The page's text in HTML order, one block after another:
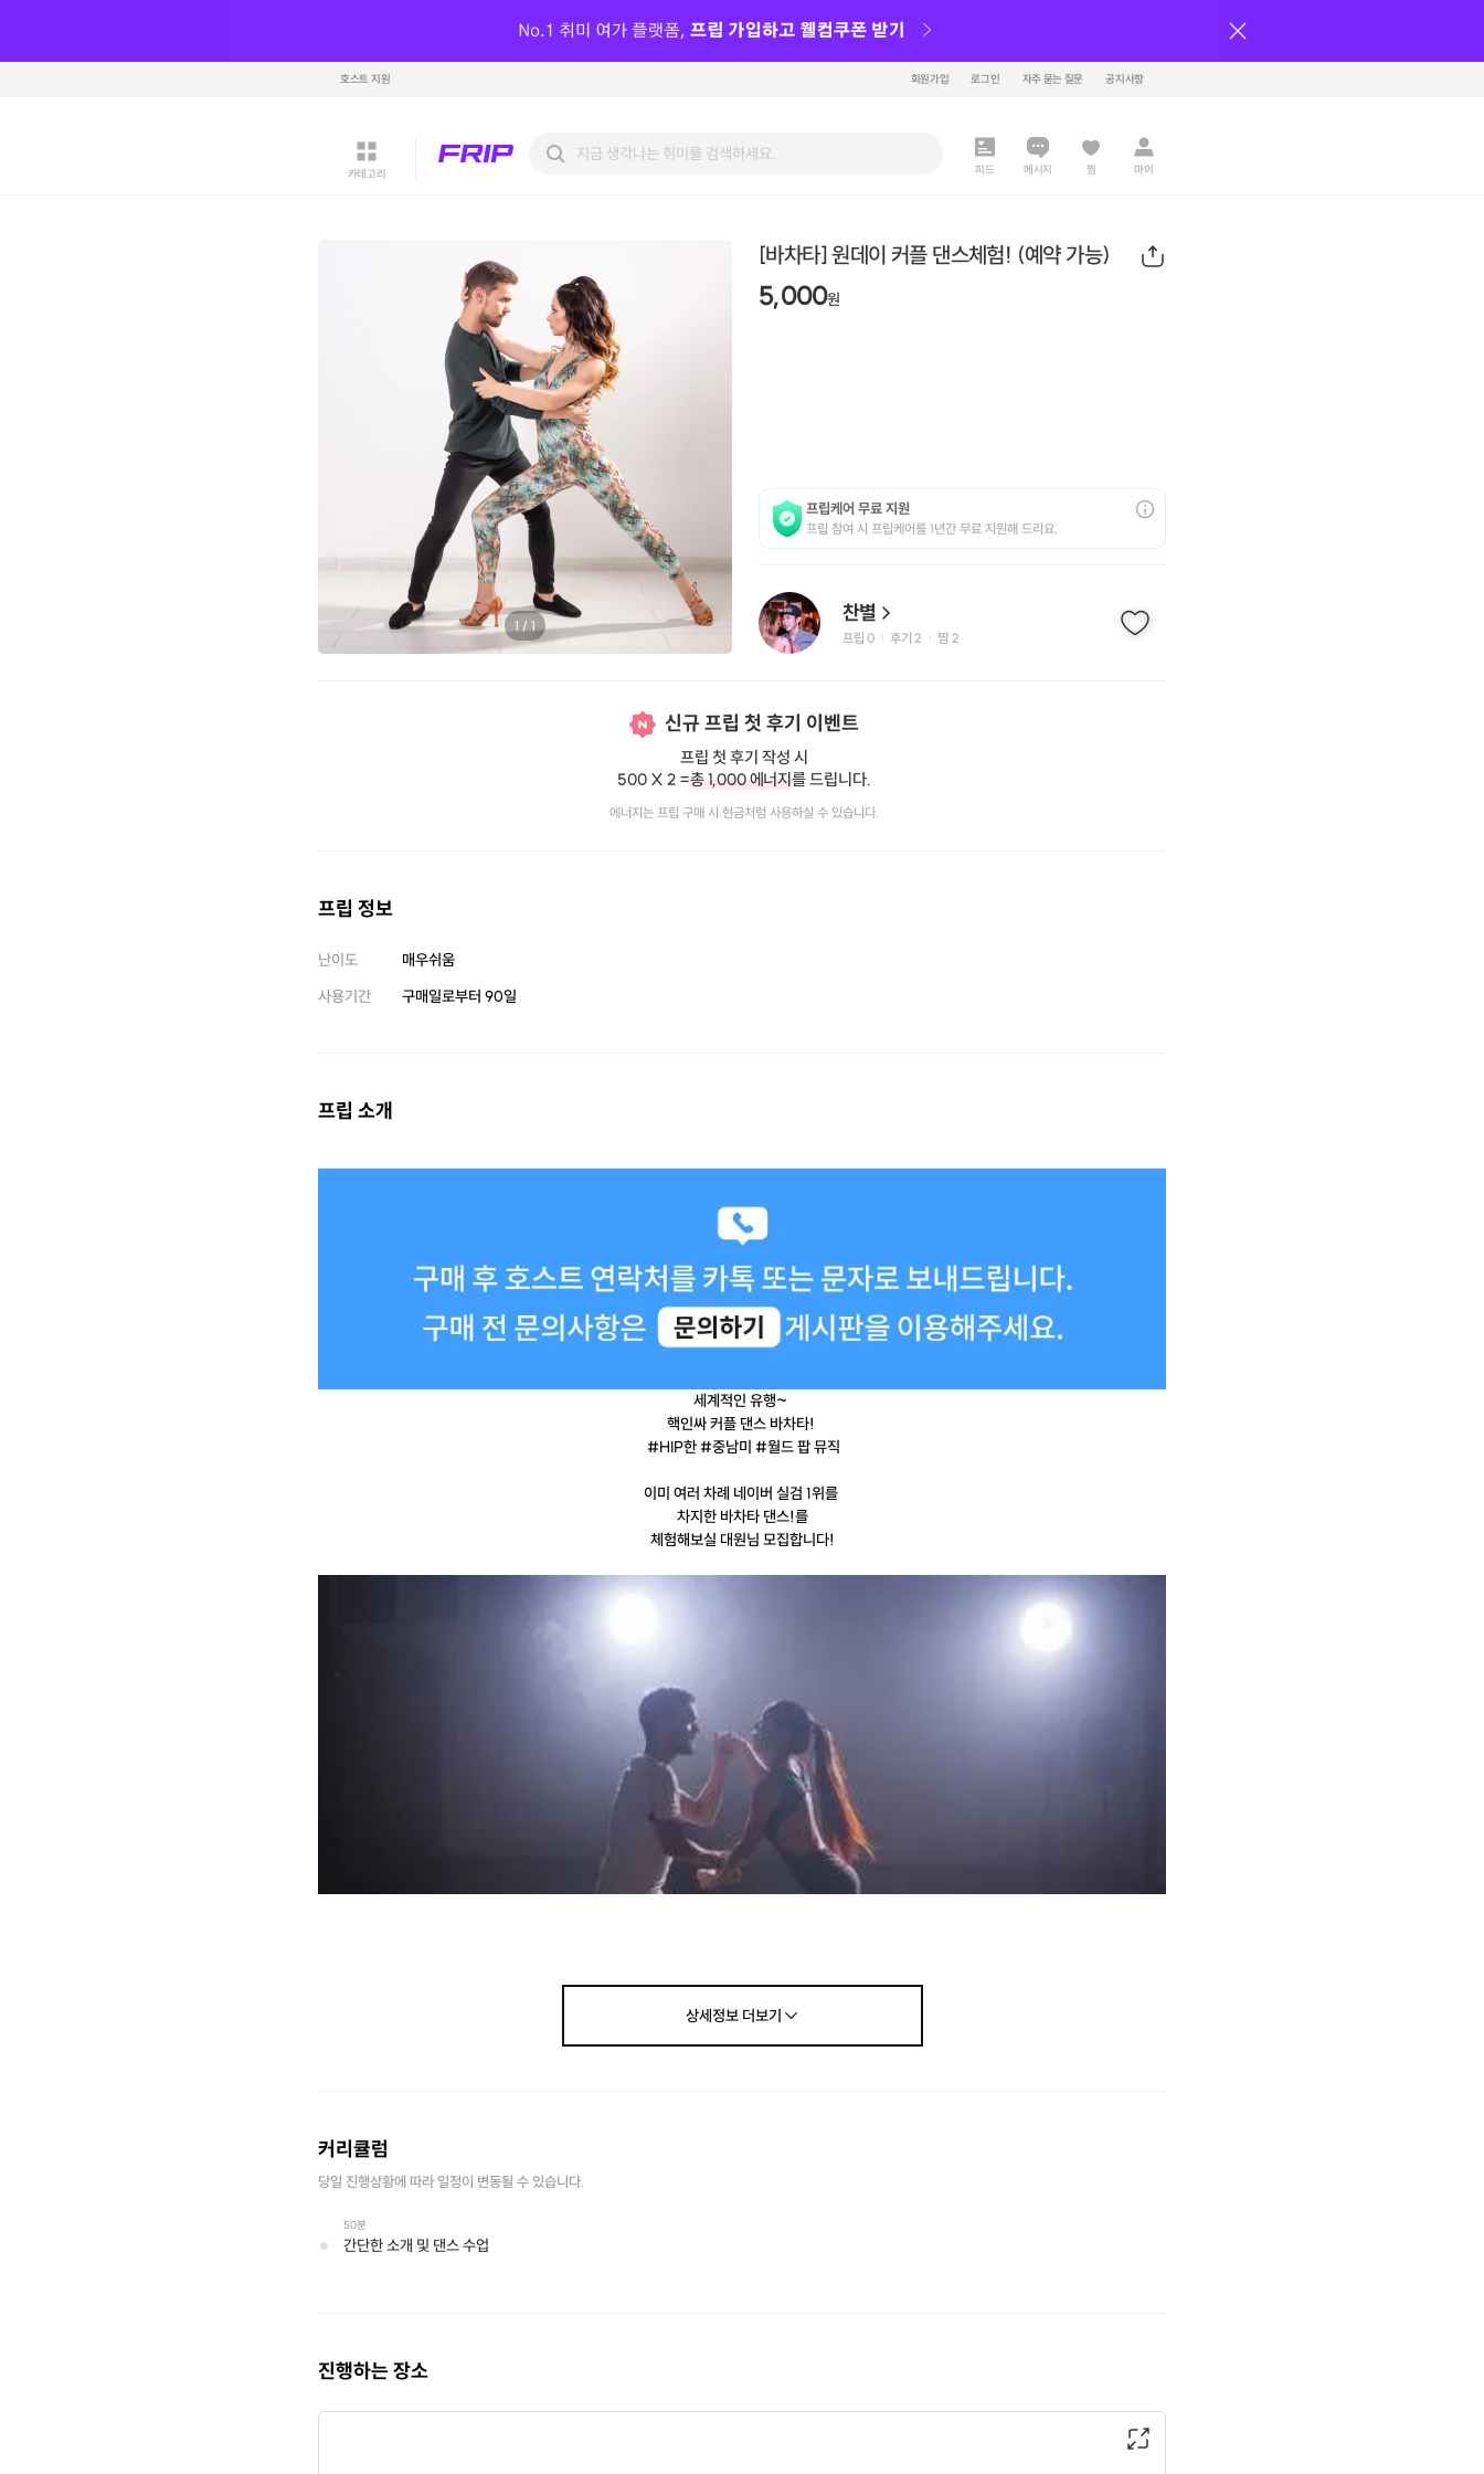
호스트 지원 회원가입 로그인 자주 묻는 질문 공지사항
카테고리 피드 메시지 찜 마이
1 / 1
[바차타] 원데이 커플 댄스체험! (예약 가능)
5,000원
프립케어 무료 지원
프립 참여 시 프립케어를 1년간 무료 지원해 드리요.
찬별
프립 0 후기 2 찜 2
신규 프립 첫 후기 이벤트
프립 첫 후기 작성 시
500 X 2 =총 1,000 에너지를 드립니다.
에너지는 프립 구매 시 현금처럼 사용하실 수 있습니다.
프립 정보
난이도
매우쉬움
사용기간
구매일로부터 90일
프립 소개
세계적인 유행~
핵인싸 커플 댄스 바차타!
#HIP한 #중남미 #월드 팝 뮤직
이미 여러 차례 네이버 실검 1위를
차지한 바차타 댄스!를
체험해보실 대원님 모집합니다!
상세정보더보기
커리큘럼
당일 진행상황에 따라 일정이 변동될 수 있습니다.
50분
간단한 소개 및 댄스 수업
진행하는 장소